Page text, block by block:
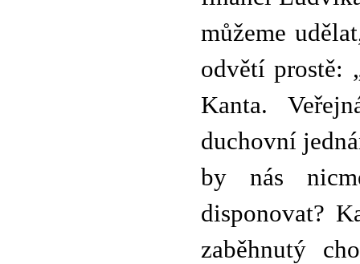
můžeme
odvětí prostě:
Kanta.
duchovní
by nás
disponovat?
zaběhnutý